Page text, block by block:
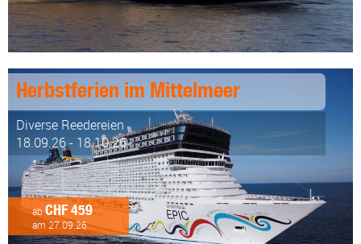
Herbstferien im Mittelmeer
Diverse Reedereien
18.09.26 - 18.10.26
abCHF 459
am 27.09.26